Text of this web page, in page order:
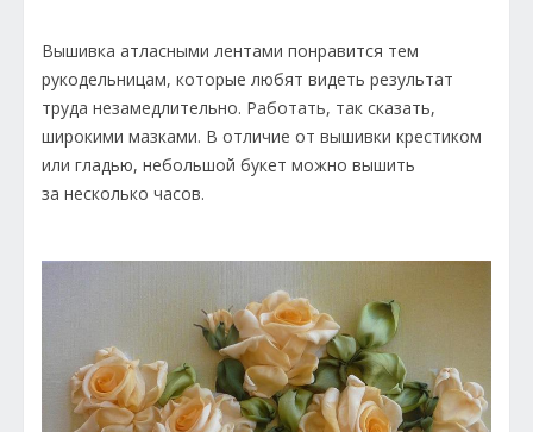
Вышивка атласными лентами понравится тем
рукодельницам, которые любят видеть результат
труда незамедлительно. Работать, так сказать,
широкими мазками. В отличие от вышивки крестиком
или гладью, небольшой букет можно вышить
за несколько часов.